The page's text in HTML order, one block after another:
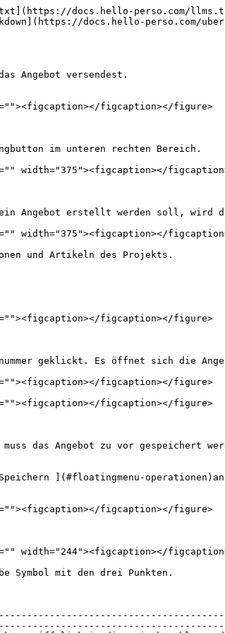
docs.hello-perso.com/
docs.hello-perso.com/
Angebot versendest.
figcaption></figure>
im unteren rechten Bereich.
width="375"><figcaption></
Angebot erstellt werden soll, wird
width="375"><figcaption></
und Artikeln des Projekts.
figcaption></figure>
geklickt. Es öffnet sich die
figcaption></figure>
figcaption></figure>
das Angebot zu vor gespeichert
](#floatingmenu-
figcaption></figure>
width="244"><figcaption></
Symbol mit den drei Punkten.